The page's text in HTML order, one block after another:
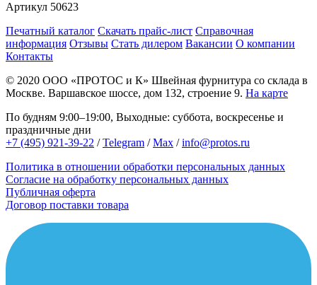
Артикул 50623
Печатный каталог Скачать прайс-лист Справочная
информация Отзывы Стать дилером Вакансии О компании
Контакты
© 2020 ООО «ПРОТОС и К» Швейная фурнитура со склада в
Москве. Варшавское шоссе, дом 132, строение 9. На карте
По будням 9:00–19:00, Выходные: суббота, воскресенье и
праздничные дни
+7 (495) 921-39-22 /Telegram /Max /info@protos.ru
Политика в отношении обработки персональных данных
Согласие на обработку персональных данных
Публичная оферта
Договор поставки товара